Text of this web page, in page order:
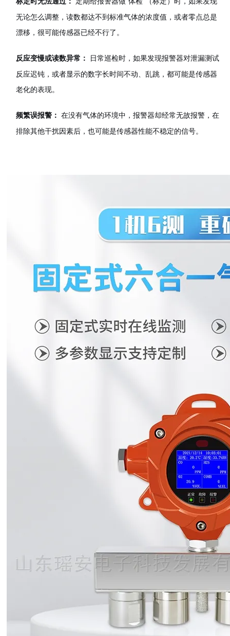
无论怎么调整，读数都达不到标准气体的浓度值，或者零点总是
漂移，很可能传感器已经不行了。
反应变慢或读数异常：
日常巡检时，如果发现报警器对泄漏测试
反应迟钝，或者显示的数字长时间不动、乱跳，都可能是传感器
老化的表现。
频繁误报警： 在没有气体的环境中，报警器却经常无故报警，在
排除其他干扰因素后，也可能是传感器性能不稳定的信号。